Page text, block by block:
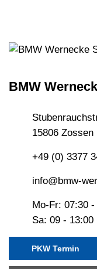
BMW
15806 Zossen
+49 (0) 3377
info@bmw-
Mo-Fr: 07:30
Sa: 09 - 13:00
PKW Termin